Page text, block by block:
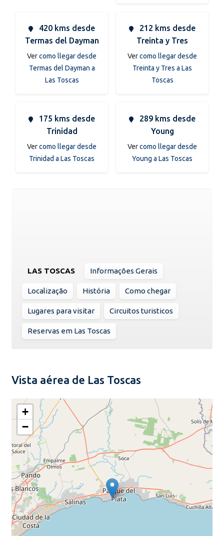
420 kms desde
Termas del Dayman
Vercomo llegar desde
Termas del Dayman a
Las Toscas
212 kms desde
Treinta y Tres
Vercomo llegar desde
Treinta y Tres a Las
Toscas
175 kms desde
Trinidad
Vercomo llegar desde
Trinidad a Las Toscas
289 kms desde
Young
Vercomo llegar desde
Young a Las Toscas
LAS TOSCAS Informações Gerais
Localização História Como chegar
Lugares para visitar Circuitos turisticos
Reservas em Las Toscas
Vista aérea de Las Toscas
+
−